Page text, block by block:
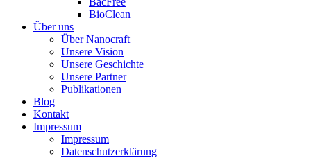
BioClean
Über uns
Über Nanocraft
Unsere Vision
Unsere Geschichte
Unsere Partner
Publikationen
Blog
Kontakt
Impressum
Impressum
Datenschutzerklärung